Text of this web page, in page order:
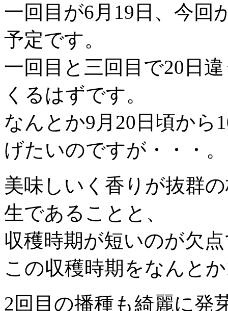
一回目が6月19日、今回
予定です。
一回目と三回目で20日
くるはずです。
なんとか9月20日頃から
げたいのですが・・・。
美味しいく香りが抜群
生であることと、
収穫時期が短いのが欠
この収穫時期をなんと
2回目の播種も綺麗に発